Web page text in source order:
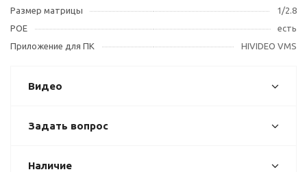
Размер матрицы
1/2.8
POE
есть
Приложение для ПК
HIVIDEO VMS
Видео
Задать вопрос
Наличие